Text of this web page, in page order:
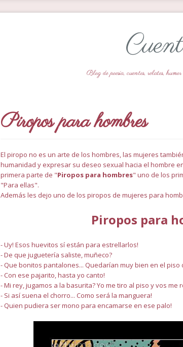
Blog de poesía, cuentos, relatos,
Piropos para hombres
El piropo no es un arte de los hombres, las mujeres
humanidad y expresar su deseo sexual hacia el hombre
primera parte de "Piropos para hombres" uno de los
"Para ellas".
Además les dejo uno de los piropos de mujeres para
Piropos para
- Uy! Esos huevitos sí están para estrellarlos!
- De que juguetería saliste, muñeco?
- Que bonitos pantalones... Quedarían muy bien en el piso
- Con ese pajarito, hasta yo canto!
- Mi rey, jugamos a la basurita? Yo me tiro al piso y vos me
- Si así suena el chorro... Como será la manguera!
- Quien pudiera ser mono para encamarse en ese palo!